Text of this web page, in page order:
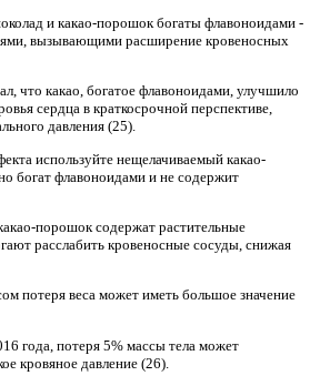
и какао-порошок богаты флавоноидами -
вызывающими расширение кровеносных
что какао, богатое флавоноидами, улучшило
сердца в краткосрочной перспективе,
давления (25).
используйте нещелачиваемый какао-
богат флавоноидами и не содержит
порошок содержат растительные
расслабить кровеносные сосуды, снижая
потеря веса может иметь большое значение
года, потеря 5% массы тела может
кровяное давление (26).